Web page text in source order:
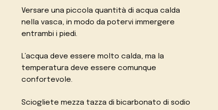
Versare una piccola quantità di acqua calda
nella vasca, in modo da potervi immergere
entrambi i piedi.
L’acqua deve essere molto calda, ma la
temperatura deve essere comunque
confortevole.
Sciogliete mezza tazza di bicarbonato di sodio